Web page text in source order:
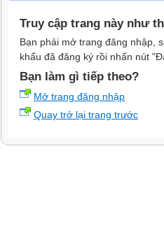
Truy cập trang này như
Bạn phải mở trang đăng nhập,
khẩu đã đăng ký rồi nhấn nút
Bạn làm gì tiếp theo?
Mở trang đăng nhập
Quay trở lại trang trước